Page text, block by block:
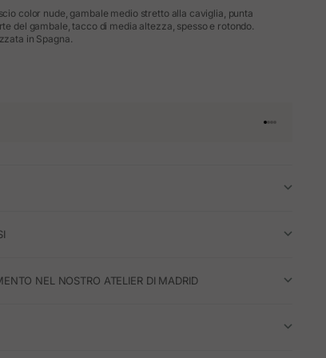
color nude, gambale medio stretto alla caviglia, punta
del gambale, tacco di media altezza, spesso e rotondo.
in Spagna.
Vai
Vai
Vai
Vai
NEL NOSTRO ATELIER DI MADRID